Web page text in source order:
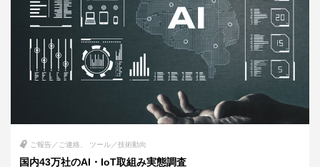
ご報告／ご連絡 ツール／技術動向
国内43万社のAI・IoT取組み実態調査